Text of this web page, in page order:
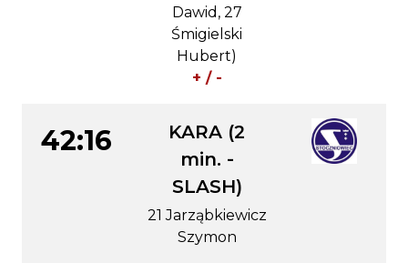
Dawid, 27
Śmigielski
Hubert)
+ / -
42:16
KARA (2
min. -
SLASH)
21 Jarząbkiewicz
Szymon